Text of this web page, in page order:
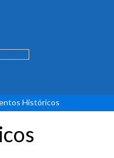
Históricos